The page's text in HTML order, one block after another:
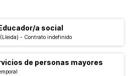
a social
(Lleida) - Contrato indefinido
de personas mayores